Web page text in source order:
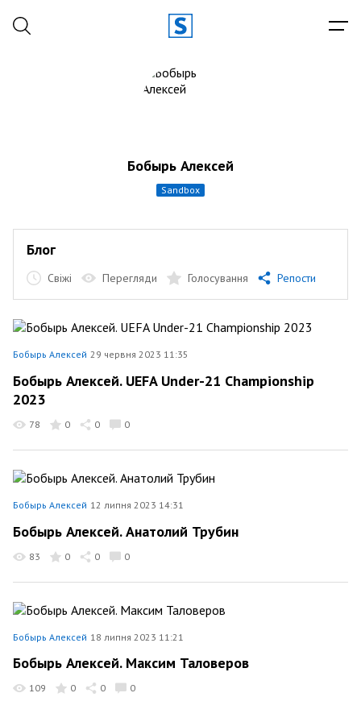
Бобырь Алексей
sandbox
Блог
Свіжі Перегляди Голосування Репости
Бобырь Алексей 29 червня 2023 11:35
Бобырь Алексей. UEFA Under-21 Championship
2023
78 0 0 0
Бобырь Алексей 12 липня 2023 14:31
Бобырь Алексей. Анатолий Трубин
83 0 0 0
Бобырь Алексей 18 липня 2023 11:21
Бобырь Алексей. Максим Таловеров
109 0 0 0